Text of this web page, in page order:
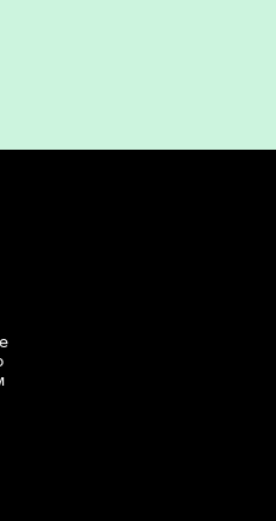
предмета